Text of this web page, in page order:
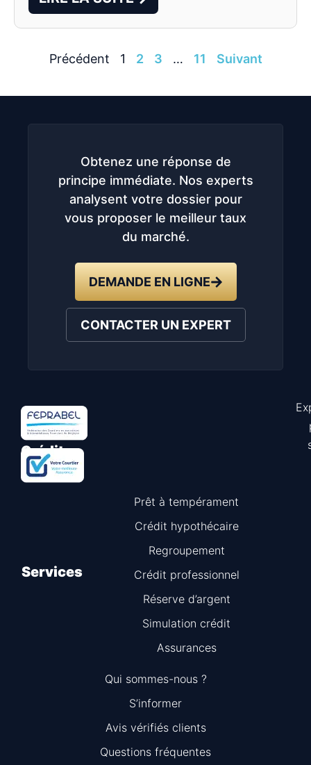
Précédent 1 2 3 … 11 Suivant
Obtenez une réponse de
principe immédiate. Nos experts
analysent votre dossier pour
vous proposer le meilleur taux
du marché.
DEMANDE EN LIGNE
CONTACTER UN EXPERT
Astuce
Crédit
Services
Prêt à tempérament
Crédit hypothécaire
Regroupement
Crédit professionnel
Réserve d’argent
Simulation crédit
Assurances
Information
Qui sommes-nous ?
S’informer
Avis vérifiés clients
Questions fréquentes